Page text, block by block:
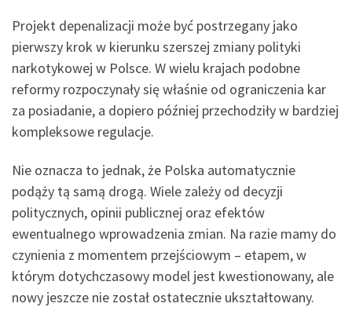
Projekt depenalizacji może być postrzegany jako
pierwszy krok w kierunku szerszej zmiany polityki
narkotykowej w Polsce. W wielu krajach podobne
reformy rozpoczynały się właśnie od ograniczenia kar
za posiadanie, a dopiero później przechodziły w bardziej
kompleksowe regulacje.
Nie oznacza to jednak, że Polska automatycznie
podąży tą samą drogą. Wiele zależy od decyzji
politycznych, opinii publicznej oraz efektów
ewentualnego wprowadzenia zmian. Na razie mamy do
czynienia z momentem przejściowym – etapem, w
którym dotychczasowy model jest kwestionowany, ale
nowy jeszcze nie został ostatecznie ukształtowany.